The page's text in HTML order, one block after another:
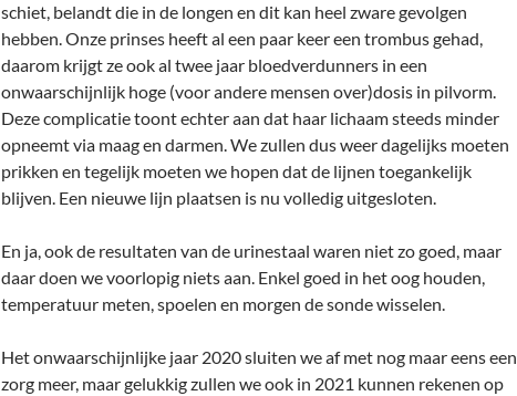
schiet, belandt die in de longen en dit kan heel zware gevolgen
hebben. Onze prinses heeft al een paar keer een trombus gehad,
daarom krijgt ze ook al twee jaar bloedverdunners in een
onwaarschijnlijk hoge (voor andere mensen over)dosis in pilvorm.
Deze complicatie toont echter aan dat haar lichaam steeds minder
opneemt via maag en darmen. We zullen dus weer dagelijks moeten
prikken en tegelijk moeten we hopen dat de lijnen toegankelijk
blijven. Een nieuwe lijn plaatsen is nu volledig uitgesloten.
En ja, ook de resultaten van de urinestaal waren niet zo goed, maar
daar doen we voorlopig niets aan. Enkel goed in het oog houden,
temperatuur meten, spoelen en morgen de sonde wisselen.
Het onwaarschijnlijke jaar 2020 sluiten we af met nog maar eens een
zorg meer, maar gelukkig zullen we ook in 2021 kunnen rekenen op